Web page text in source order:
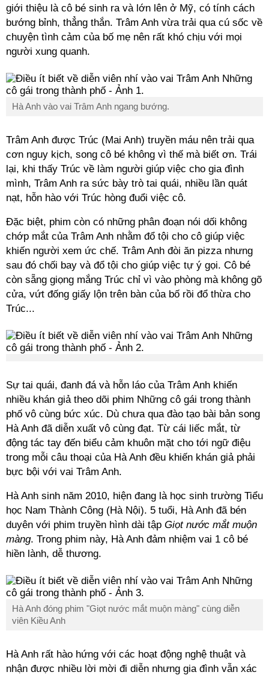
giới thiệu là cô bé sinh ra và lớn lên ở Mỹ, có tính cách
bướng bỉnh, thẳng thắn. Trâm Anh vừa trải qua cú sốc về
chuyện tình cảm của bố mẹ nên rất khó chịu với mọi
người xung quanh.
Hà Anh vào vai Trâm Anh ngang bướng.
Trâm Anh được Trúc (Mai Anh) truyền máu nên trải qua
cơn nguy kịch, song cô bé không vì thế mà biết ơn. Trái
lại, khi thấy Trúc về làm người giúp việc cho gia đình
mình, Trâm Anh ra sức bày trò tai quái, nhiều lần quát
nạt, hỗn hào với Trúc hòng đuổi việc cô.
Đặc biệt, phim còn có những phân đoạn nói dối không
chớp mắt của Trâm Anh nhằm đổ tội cho cô giúp việc
khiến người xem ức chế. Trâm Anh đòi ăn pizza nhưng
sau đó chối bay và đổ tội cho giúp việc tự ý gọi. Cô bé
còn sẵng giọng mắng Trúc chỉ vì vào phòng mà không gõ
cửa, vứt đống giấy lộn trên bàn của bố rồi đổ thừa cho
Trúc...
Sự tai quái, đanh đá và hỗn láo của Trâm Anh khiến
nhiều khán giả theo dõi phim Những cô gái trong thành
phố vô cùng bức xúc. Dù chưa qua đào tạo bài bản song
Hà Anh đã diễn xuất vô cùng đạt. Từ cái liếc mắt, từ
động tác tay đến biểu cảm khuôn mặt cho tới ngữ điệu
trong mỗi câu thoại của Hà Anh đều khiến khán giả phải
bực bội với vai Trâm Anh.
Hà Anh sinh năm 2010, hiện đang là học sinh trường Tiểu
học Nam Thành Công (Hà Nội). 5 tuổi, Hà Anh đã bén
duyên với phim truyền hình dài tập Giọt nước mắt muộn
màng. Trong phim này, Hà Anh đảm nhiệm vai 1 cô bé
hiền lành, dễ thương.
Hà Anh đóng phim "Giọt nước mắt muộn màng" cùng diễn
viên Kiều Anh
Hà Anh rất hào hứng với các hoạt động nghệ thuật và
nhận được nhiều lời mời đi diễn nhưng gia đình vẫn xác